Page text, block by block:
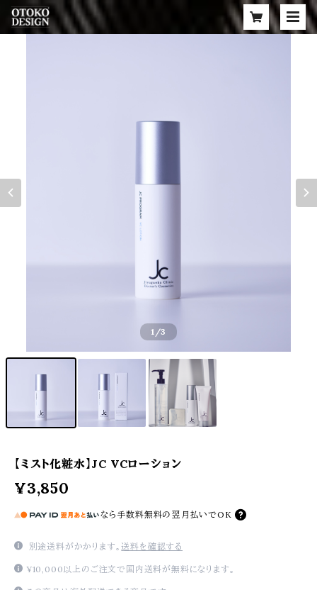
1 /3
【ミスト化粧水】JC VCローション
¥3,850
なら 手数料無料の 翌月払いでOK
別途送料がかかります。送料を確認する
¥10,000以上のご注文で国内送料が無料になります。